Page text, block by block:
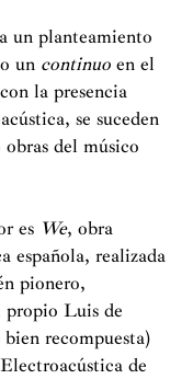
Romande,
R. Frübeck
García Asensio,
Halffter, Beat
Salonen y M.
de cien obras y ha
teatros y
largo de su carrera
e
como creadora.
un planteamiento
un continuo en el
la presencia
se suceden
del músico
es We, obra
española, realizada
pionero,
Luis de
recompuesta)
de